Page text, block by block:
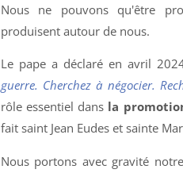
Nous ne pouvons qu'être
produisent autour de nous.
Le pape a déclaré en avril
guerre. Cherchez à négocier.
rôle essentiel dans la
fait saint Jean Eudes et sainte
Nous portons avec gravité